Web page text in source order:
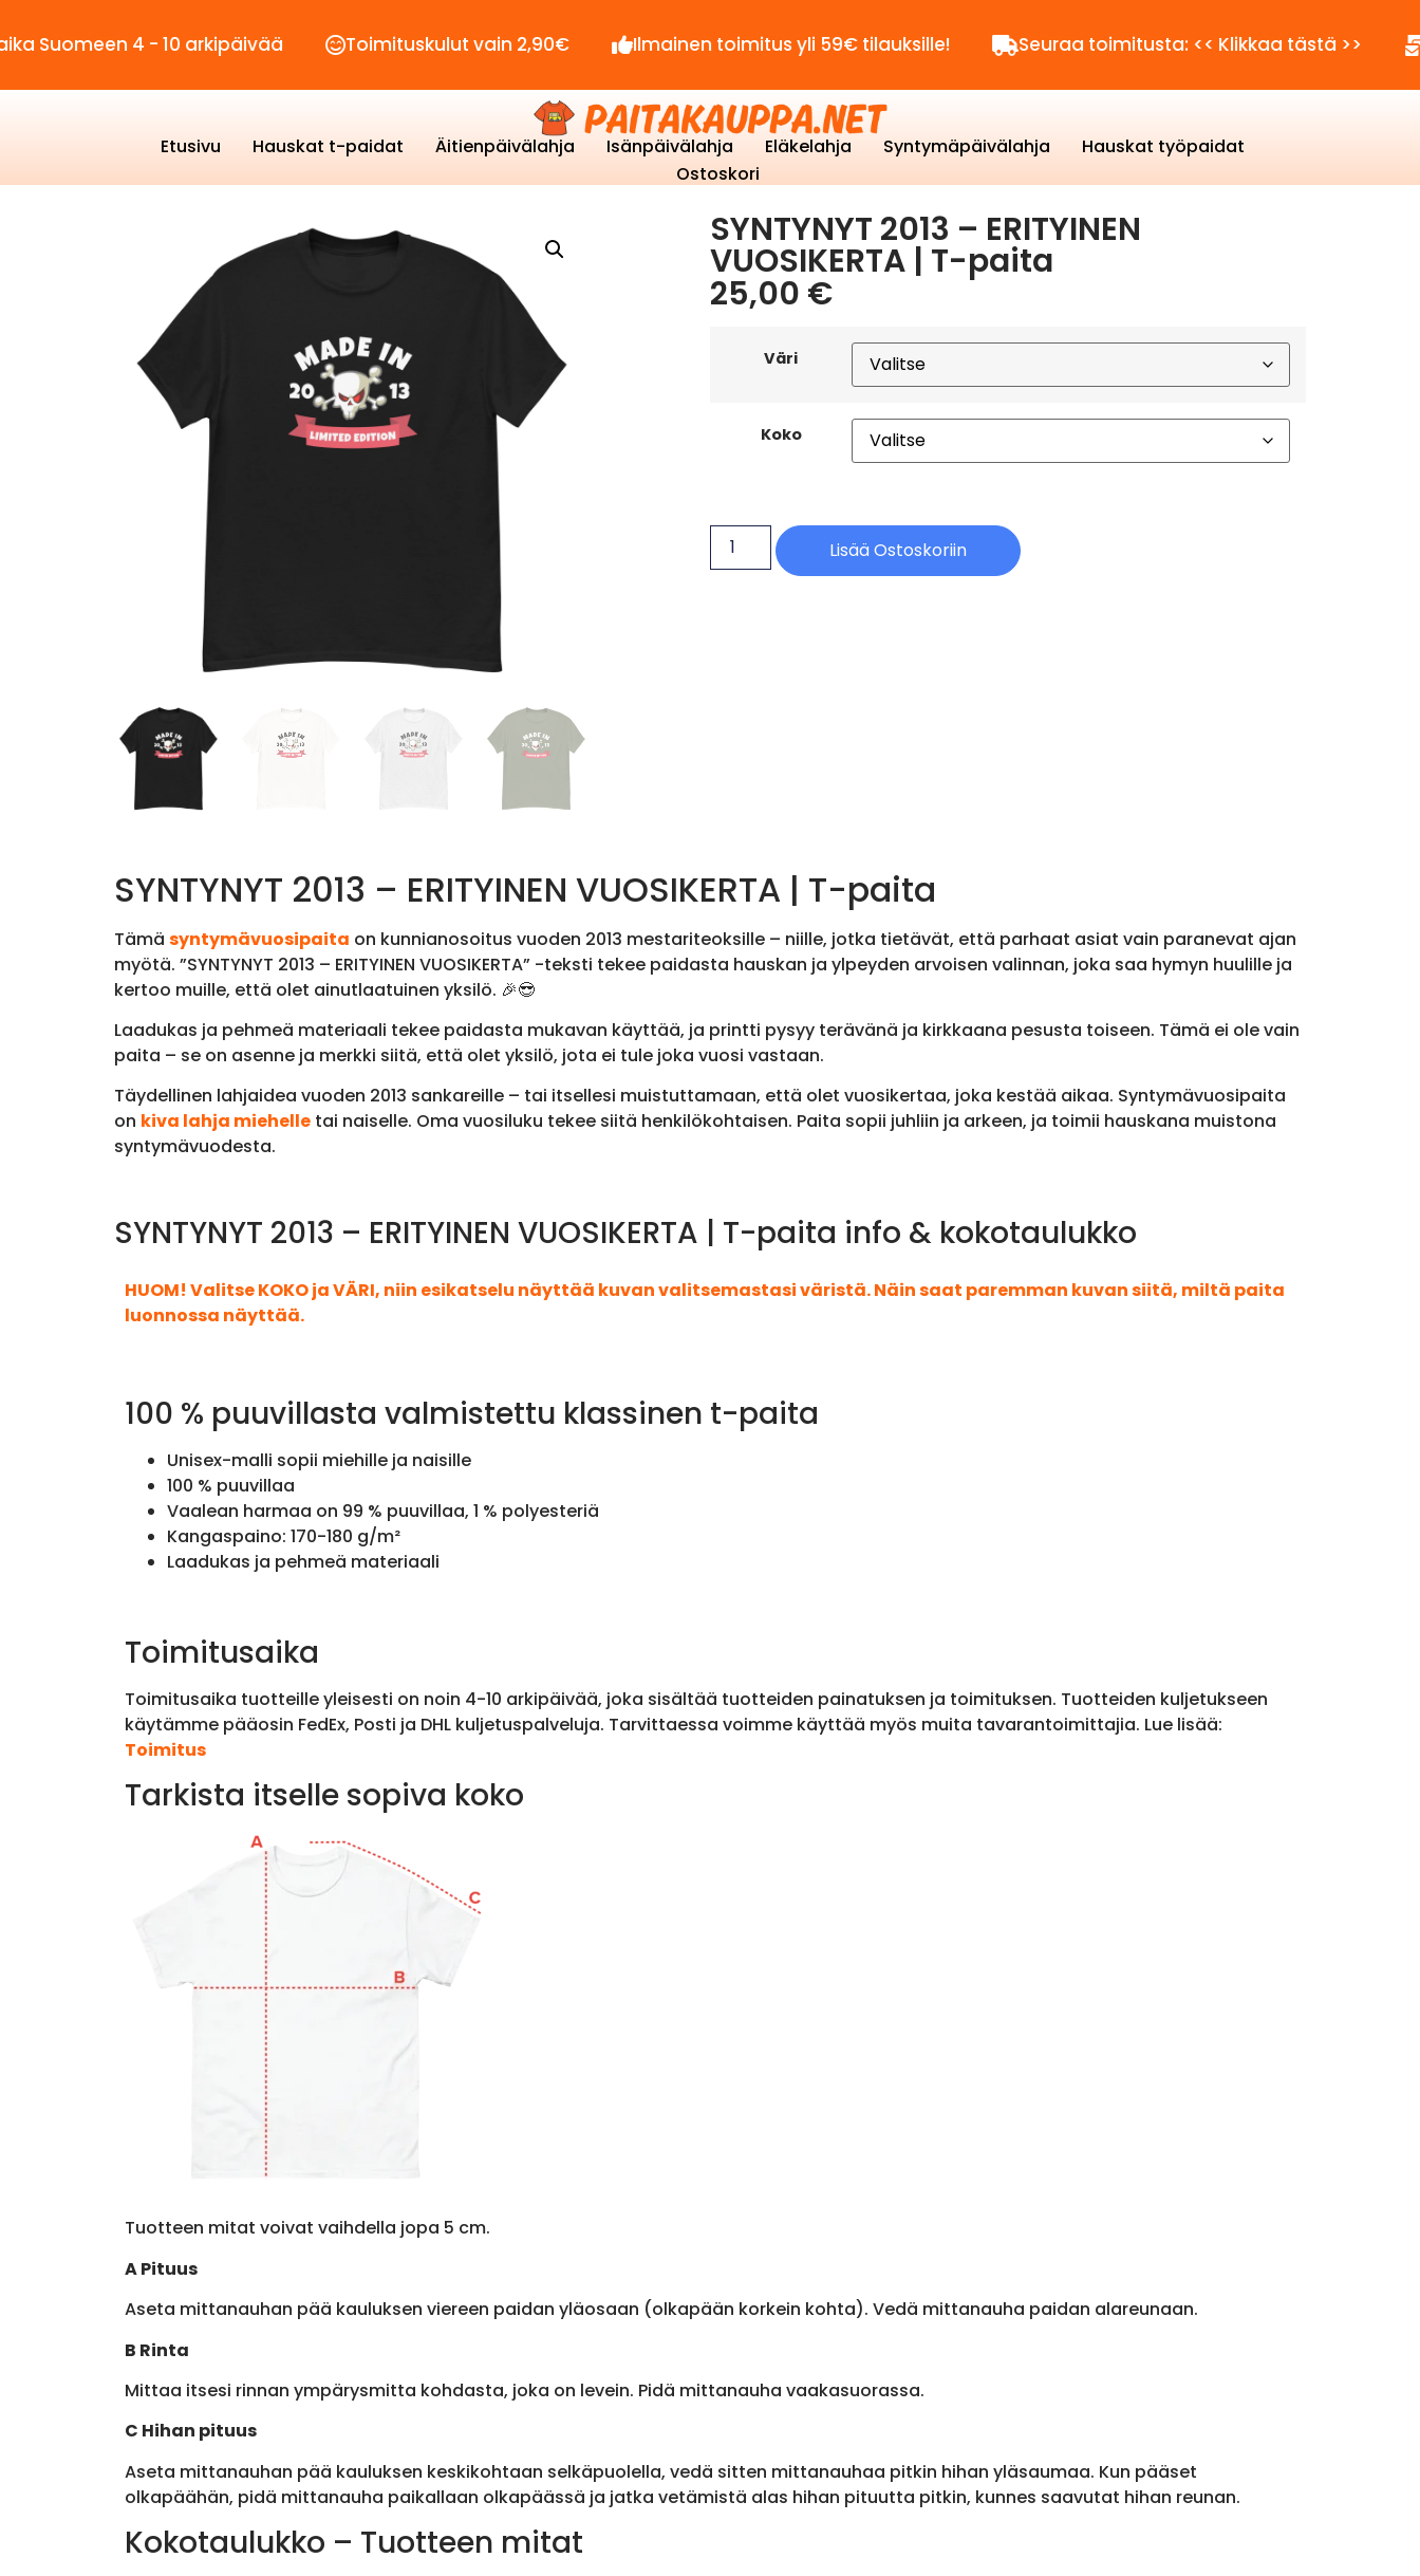
4 - 10 arkipäivää Toimituskulut vain 2,90€ Ilmainen toimitus yli 59€ tilauksille! Seuraa toimitusta: << Klikkaa tästä >>
Etusivu Hauskat t-paidat Äitienpäivälahja Isänpäivälahja Eläkelahja Syntymäpäivälahja
Hauskat työpaidat
Ostoskori
SYNTYNYT 2013 – ERITYINEN
VUOSIKERTA | T-paita
25,00 €
Väri
Koko
Lisää Ostoskoriin
SYNTYNYT 2013 – ERITYINEN VUOSIKERTA | T-paita
Tämä syntymävuosipaita on kunnianosoitus vuoden 2013 mestariteoksille – niille, jotka tietävät, että parhaat asiat vain paranevat ajan
myötä. ”SYNTYNYT 2013 – ERITYINEN VUOSIKERTA” -teksti tekee paidasta hauskan ja ylpeyden arvoisen valinnan, joka saa hymyn huulille ja
kertoo muille, että olet ainutlaatuinen yksilö. 🎉😎
Laadukas ja pehmeä materiaali tekee paidasta mukavan käyttää, ja printti pysyy terävänä ja kirkkaana pesusta toiseen. Tämä ei ole vain
paita – se on asenne ja merkki siitä, että olet yksilö, jota ei tule joka vuosi vastaan.
Täydellinen lahjaidea vuoden 2013 sankareille – tai itsellesi muistuttamaan, että olet vuosikertaa, joka kestää aikaa. Syntymävuosipaita
on kiva lahja miehelletai naiselle. Oma vuosiluku tekee siitä henkilökohtaisen. Paita sopii juhliin ja arkeen, ja toimii hauskana muistona
syntymävuodesta.
SYNTYNYT 2013 – ERITYINEN VUOSIKERTA | T-paita info & kokotaulukko
HUOM! Valitse KOKO ja VÄRI, niin esikatselu näyttää kuvan valitsemastasi väristä. Näin saat paremman kuvan siitä, miltä paita
luonnossa näyttää.
100 % puuvillasta valmistettu klassinen t-paita
Unisex-malli sopii miehille ja naisille
100 % puuvillaa
Vaalean harmaa on 99 % puuvillaa, 1 % polyesteriä
Kangaspaino: 170-180 g/m²
Laadukas ja pehmeä materiaali
Toimitusaika
Toimitusaika tuotteille yleisesti on noin 4-10 arkipäivää, joka sisältää tuotteiden painatuksen ja toimituksen. Tuotteiden kuljetukseen
käytämme pääosin FedEx, Posti ja DHL kuljetuspalveluja. Tarvittaessa voimme käyttää myös muita tavarantoimittajia. Lue lisää:
Toimitus
Tarkista itselle sopiva koko
Tuotteen mitat voivat vaihdella jopa 5 cm.
A Pituus
Aseta mittanauhan pää kauluksen viereen paidan yläosaan (olkapään korkein kohta). Vedä mittanauha paidan alareunaan.
B Rinta
Mittaa itsesi rinnan ympärysmitta kohdasta, joka on levein. Pidä mittanauha vaakasuorassa.
C Hihan pituus
Aseta mittanauhan pää kauluksen keskikohtaan selkäpuolella, vedä sitten mittanauhaa pitkin hihan yläsaumaa. Kun pääset
olkapäähän, pidä mittanauha paikallaan olkapäässä ja jatka vetämistä alas hihan pituutta pitkin, kunnes saavutat hihan reunan.
Kokotaulukko – Tuotteen mitat